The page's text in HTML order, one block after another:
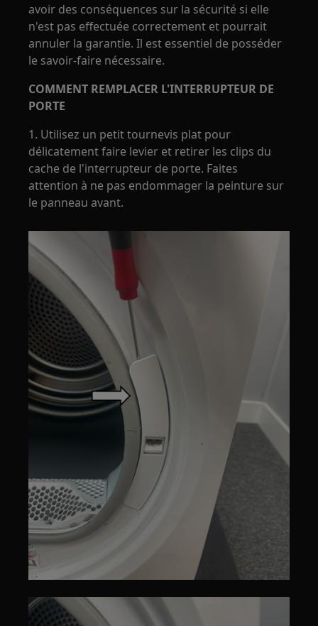
avoir des conséquences sur la sécurité si elle
n'est pas effectuée correctement et pourrait
annuler la garantie. Il est essentiel de posséder
le savoir-faire nécessaire.
COMMENT REMPLACER L'INTERRUPTEUR DE
PORTE
1. Utilisez un petit tournevis plat pour
délicatement faire levier et retirer les clips du
cache de l'interrupteur de porte. Faites
attention à ne pas endommager la peinture sur
le panneau avant.